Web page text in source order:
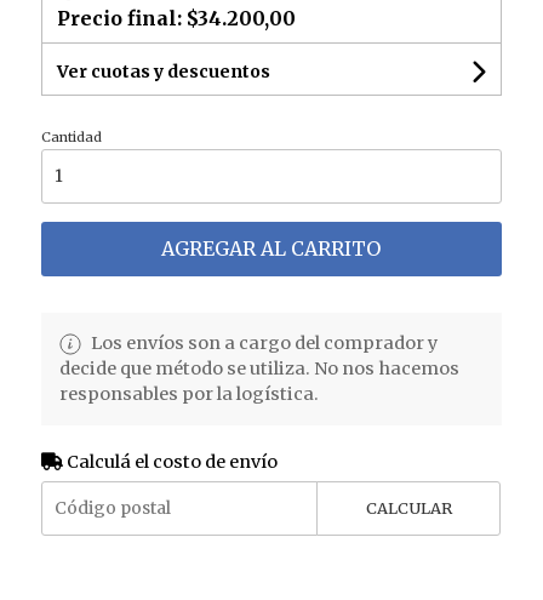
Precio final: $34.200,00
Ver cuotas y descuentos
Cantidad
AGREGAR AL CARRITO
Los envíos son a cargo del comprador y
decide que método se utiliza. No nos hacemos
responsables por la logística.
Calculá el costo de envío
CALCULAR